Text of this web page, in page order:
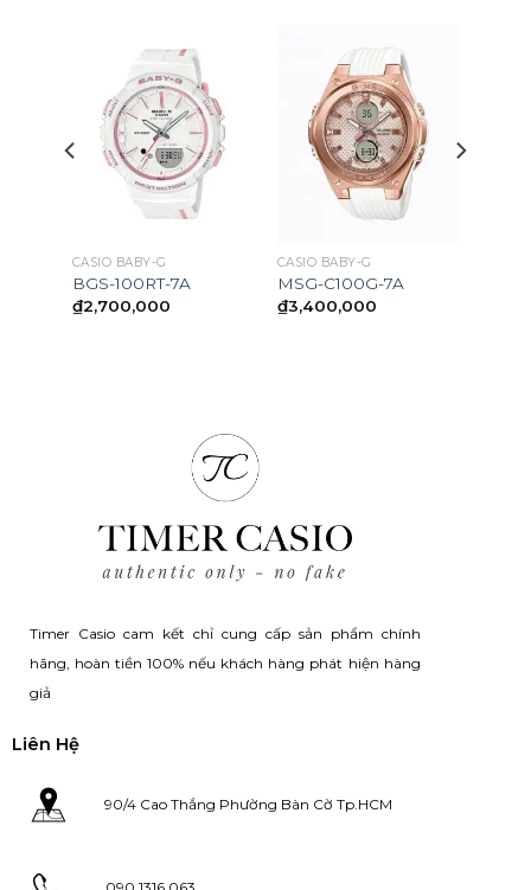
CASIO BABY-G
BGS-100RT-7A
₫2,700,000
CASIO BABY-G
MSG-C100G-7A
₫3,400,000
Timer Casio cam kết chỉ cung cấp sản phẩm chính
hãng, hoàn tiền 100% nếu khách hàng phát hiện hàng
giả
Liên Hệ
90/4 Cao Thắng Phường Bàn Cờ Tp.HCM